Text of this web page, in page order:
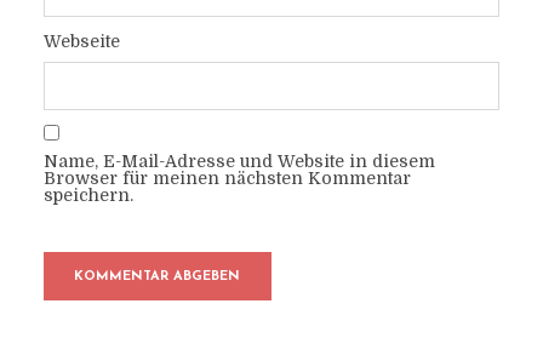
Webseite
Name, E-Mail-Adresse und Website in diesem
Browser für meinen nächsten Kommentar
speichern.